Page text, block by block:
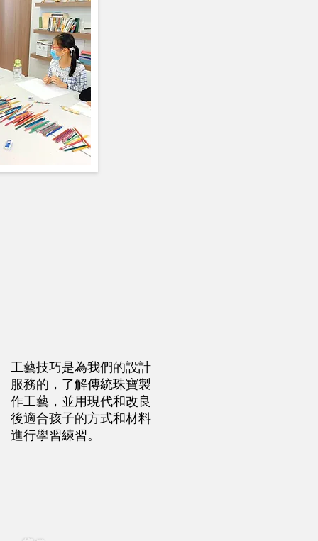
工藝技巧是為我們的設計
服務的，了解傳統珠寶製
作工藝，並用現代和改良
後適合孩子的方式和材料
進行學習練習。